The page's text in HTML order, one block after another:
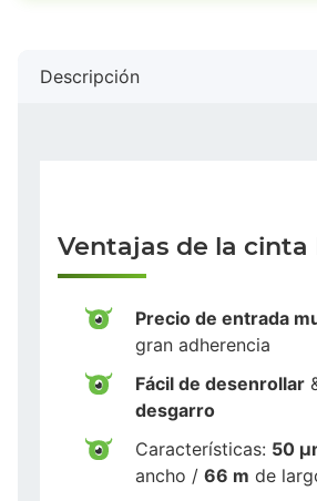
Descripción
Ventajas de la cinta
Precio de entrada
gran adherencia
Fácil de desenrollar
desgarro
Características: 50
ancho / 66 m de